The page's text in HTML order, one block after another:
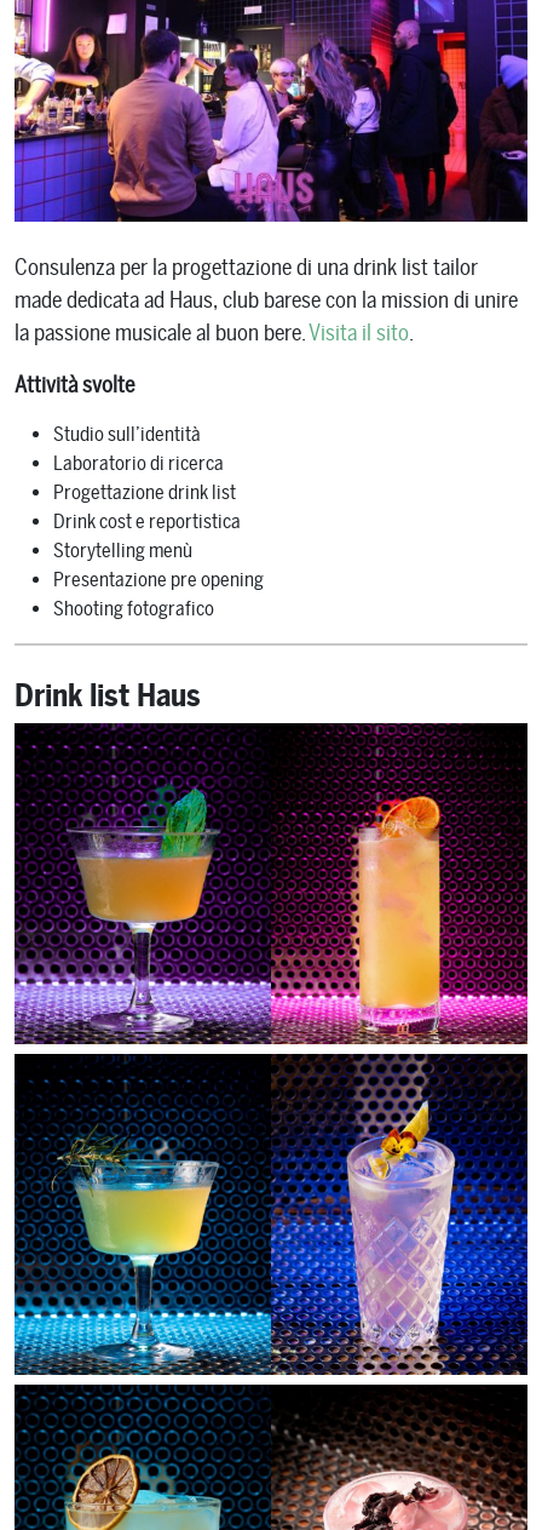
Consulenza per la progettazione di una drink list tailor
made dedicata ad Haus, club barese con la mission di unire
la passione musicale al buon bere. Visita il sito
Attività svolte
Studio sull’identità
Laboratorio di ricerca
Progettazione drink list
Drink cost e reportistica
Storytelling menù
Presentazione pre opening
Shooting fotografico
Drink list Haus